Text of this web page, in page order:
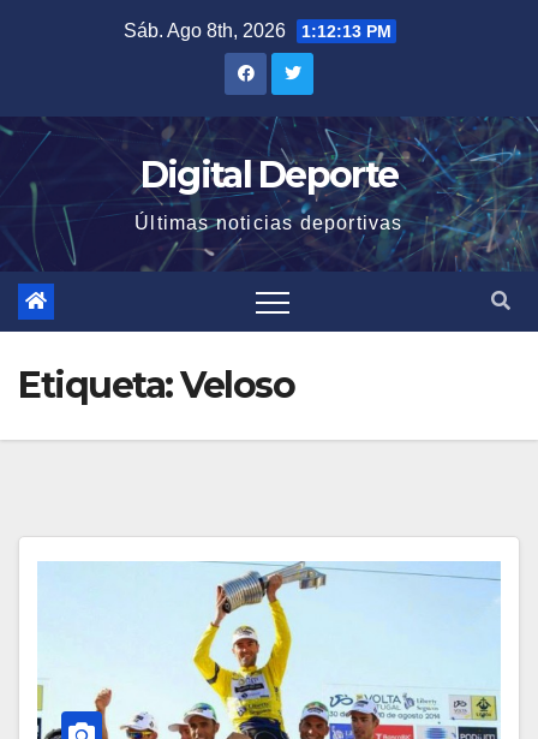
Sáb. Ago 8th, 2026 1:12:14 PM
Digital Deporte
Últimas noticias deportivas
Etiqueta:Veloso